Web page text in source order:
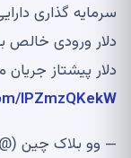
دلار پیشتاز
lPZmzQKekW
— وو بلاک چین (@WuBlockchain)